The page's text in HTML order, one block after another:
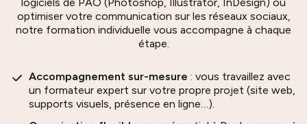
optimiser votre communication sur les réseaux sociaux,
notre formation individuelle vous accompagne à chaque
étape.
Accompagnement sur-mesure : vous travaillez avec
un formateur expert sur votre propre projet (site web,
supports visuels, présence en ligne…).